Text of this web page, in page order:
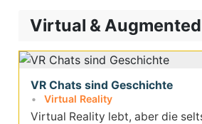
Virtual & Augmented
VR Chats sind Geschichte
Virtual Reality
Virtual Reality lebt, aber die